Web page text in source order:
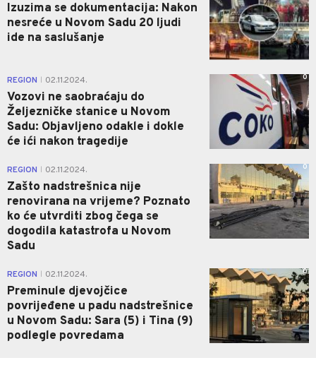
Izuzima se dokumentacija: Nakon
nesreće u Novom Sadu 20 ljudi
ide na saslušanje
REGION 02.11.2024.
Vozovi ne saobraćaju do
Željezničke stanice u Novom
Sadu: Objavljeno odakle i dokle
će ići nakon tragedije
0
REGION 02.11.2024.
Zašto nadstrešnica nije
renovirana na vrijeme? Poznato
ko će utvrditi zbog čega se
dogodila katastrofa u Novom
Sadu
0
REGION 02.11.2024.
Preminule djevojčice
povrijeđene u padu nadstrešnice
u Novom Sadu: Sara (5) i Tina (9)
podlegle povredama
0